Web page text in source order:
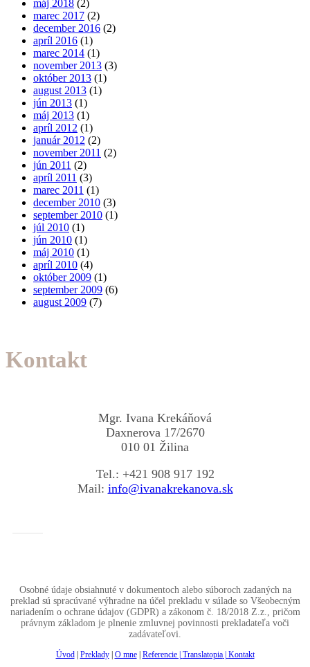
máj 2018 (2)
marec 2017 (2)
december 2016 (2)
apríl 2016 (1)
marec 2014 (1)
november 2013 (3)
október 2013 (1)
august 2013 (1)
jún 2013 (1)
máj 2013 (1)
apríl 2012 (1)
január 2012 (2)
november 2011 (2)
jún 2011 (2)
apríl 2011 (3)
marec 2011 (1)
december 2010 (3)
september 2010 (1)
júl 2010 (1)
jún 2010 (1)
máj 2010 (1)
apríl 2010 (4)
október 2009 (1)
september 2009 (6)
august 2009 (7)
Kontakt
Mgr. Ivana Krekáňová
Daxnerova 17/2670
010 01 Žilina
Tel.: +421 908 917 192
Mail: info@ivanakrekanova.sk
Osobné údaje obsiahnuté v dokumentoch alebo súboroch zadaných na
preklad sú spracúvané výhradne na účel prekladu v súlade so Všeobecným
nariadením o ochrane údajov (GDPR) a zákonom č. 18/2018 Z.z., pričom
právnym základom je plnenie zmluvnej povinnosti prekladateľa voči
zadávateľovi.
Úvod| Preklady| O mne| Referencie | Translatopia| Kontakt